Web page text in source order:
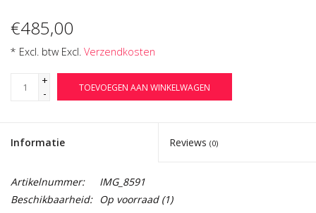
€485,00
* Excl. btw Excl. Verzendkosten
+
-
TOEVOEGEN AAN WINKELWAGEN
Informatie Reviews (0)
Artikelnummer:
IMG_8591
Beschikbaarheid: Op voorraad(1)